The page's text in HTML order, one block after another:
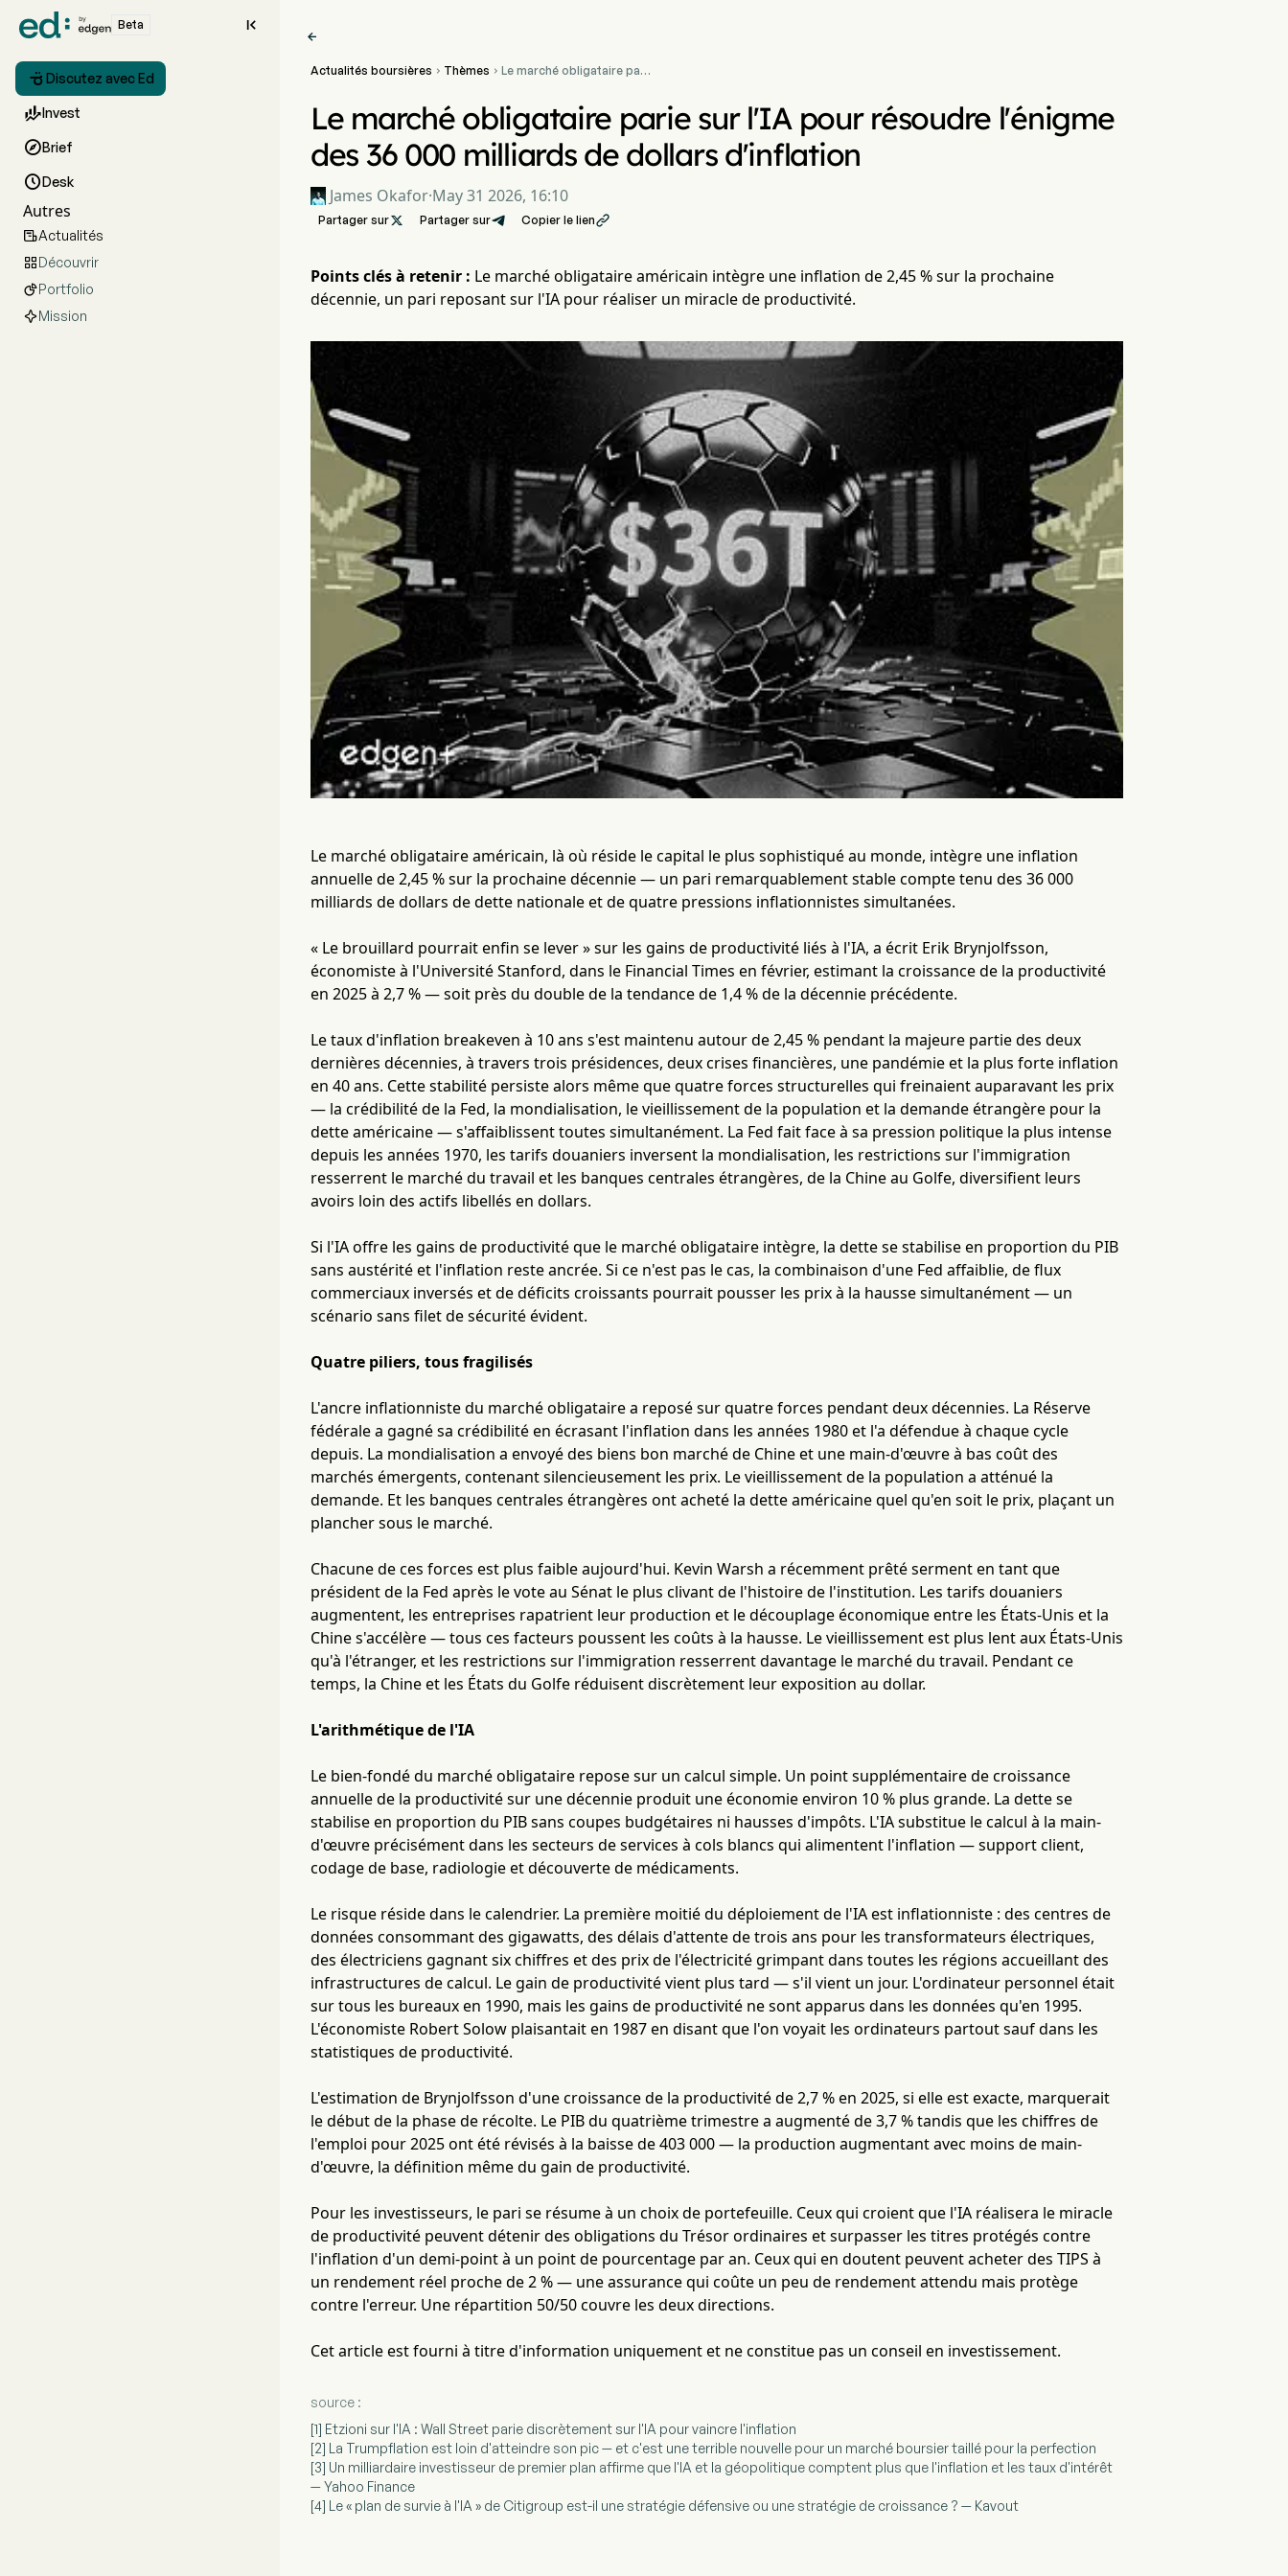
Beta 
 Discutez avec Ed
Invest
Brief
Desk
Autres
Actualités
Découvrir
Portfolio
Mission

Actualités boursières  Thèmes  Le marché obligataire parie
milliards de dollars
d'inflation
Le marché obligataire parie sur l'IA pour résoudre l'énigme
des 36 000 milliards de dollars d'inflation
James Okafor·May 31 2026, 16:10
Partager sur Partager sur Copier le lien
Points clés à retenir : Le marché obligataire américain intègre une inflation de 2,45 % sur la prochaine
décennie, un pari reposant sur l'IA pour réaliser un miracle de productivité.
Le marché obligataire américain, là où réside le capital le plus sophistiqué au monde, intègre une inflation
annuelle de 2,45 % sur la prochaine décennie — un pari remarquablement stable compte tenu des 36 000
milliards de dollars de dette nationale et de quatre pressions inflationnistes simultanées.
« Le brouillard pourrait enfin se lever » sur les gains de productivité liés à l'IA, a écrit Erik Brynjolfsson,
économiste à l'Université Stanford, dans le Financial Times en février, estimant la croissance de la productivité
en 2025 à 2,7 % — soit près du double de la tendance de 1,4 % de la décennie précédente.
Le taux d'inflation breakeven à 10 ans s'est maintenu autour de 2,45 % pendant la majeure partie des deux
dernières décennies, à travers trois présidences, deux crises financières, une pandémie et la plus forte inflation
en 40 ans. Cette stabilité persiste alors même que quatre forces structurelles qui freinaient auparavant les prix
— la crédibilité de la Fed, la mondialisation, le vieillissement de la population et la demande étrangère pour la
dette américaine — s'affaiblissent toutes simultanément. La Fed fait face à sa pression politique la plus intense
depuis les années 1970, les tarifs douaniers inversent la mondialisation, les restrictions sur l'immigration
resserrent le marché du travail et les banques centrales étrangères, de la Chine au Golfe, diversifient leurs
avoirs loin des actifs libellés en dollars.
Si l'IA offre les gains de productivité que le marché obligataire intègre, la dette se stabilise en proportion du PIB
sans austérité et l'inflation reste ancrée. Si ce n'est pas le cas, la combinaison d'une Fed affaiblie, de flux
commerciaux inversés et de déficits croissants pourrait pousser les prix à la hausse simultanément — un
scénario sans filet de sécurité évident.
Quatre piliers, tous fragilisés
L'ancre inflationniste du marché obligataire a reposé sur quatre forces pendant deux décennies. La Réserve
fédérale a gagné sa crédibilité en écrasant l'inflation dans les années 1980 et l'a défendue à chaque cycle
depuis. La mondialisation a envoyé des biens bon marché de Chine et une main-d'œuvre à bas coût des
marchés émergents, contenant silencieusement les prix. Le vieillissement de la population a atténué la
demande. Et les banques centrales étrangères ont acheté la dette américaine quel qu'en soit le prix, plaçant un
plancher sous le marché.
Chacune de ces forces est plus faible aujourd'hui. Kevin Warsh a récemment prêté serment en tant que
président de la Fed après le vote au Sénat le plus clivant de l'histoire de l'institution. Les tarifs douaniers
augmentent, les entreprises rapatrient leur production et le découplage économique entre les États-Unis et la
Chine s'accélère — tous ces facteurs poussent les coûts à la hausse. Le vieillissement est plus lent aux États-Unis
qu'à l'étranger, et les restrictions sur l'immigration resserrent davantage le marché du travail. Pendant ce
temps, la Chine et les États du Golfe réduisent discrètement leur exposition au dollar.
L'arithmétique de l'IA
Le bien-fondé du marché obligataire repose sur un calcul simple. Un point supplémentaire de croissance
annuelle de la productivité sur une décennie produit une économie environ 10 % plus grande. La dette se
stabilise en proportion du PIB sans coupes budgétaires ni hausses d'impôts. L'IA substitue le calcul à la main-
d'œuvre précisément dans les secteurs de services à cols blancs qui alimentent l'inflation — support client,
codage de base, radiologie et découverte de médicaments.
Le risque réside dans le calendrier. La première moitié du déploiement de l'IA est inflationniste : des centres de
données consommant des gigawatts, des délais d'attente de trois ans pour les transformateurs électriques,
des électriciens gagnant six chiffres et des prix de l'électricité grimpant dans toutes les régions accueillant des
infrastructures de calcul. Le gain de productivité vient plus tard — s'il vient un jour. L'ordinateur personnel était
sur tous les bureaux en 1990, mais les gains de productivité ne sont apparus dans les données qu'en 1995.
L'économiste Robert Solow plaisantait en 1987 en disant que l'on voyait les ordinateurs partout sauf dans les
statistiques de productivité.
L'estimation de Brynjolfsson d'une croissance de la productivité de 2,7 % en 2025, si elle est exacte, marquerait
le début de la phase de récolte. Le PIB du quatrième trimestre a augmenté de 3,7 % tandis que les chiffres de
l'emploi pour 2025 ont été révisés à la baisse de 403 000 — la production augmentant avec moins de main-
d'œuvre, la définition même du gain de productivité.
Pour les investisseurs, le pari se résume à un choix de portefeuille. Ceux qui croient que l'IA réalisera le miracle
de productivité peuvent détenir des obligations du Trésor ordinaires et surpasser les titres protégés contre
l'inflation d'un demi-point à un point de pourcentage par an. Ceux qui en doutent peuvent acheter des TIPS à
un rendement réel proche de 2 % — une assurance qui coûte un peu de rendement attendu mais protège
contre l'erreur. Une répartition 50/50 couvre les deux directions.
Cet article est fourni à titre d'information uniquement et ne constitue pas un conseil en investissement.
source :
[1] Etzioni sur l'IA : Wall Street parie discrètement sur l'IA pour vaincre l'inflation
[2] La Trumpflation est loin d'atteindre son pic — et c'est une terrible nouvelle pour un marché boursier taillé pour la perfection
[3] Un milliardaire investisseur de premier plan affirme que l'IA et la géopolitique comptent plus que l'inflation et les taux d'intérêt
— Yahoo Finance
[4] Le « plan de survie à l'IA » de Citigroup est-il une stratégie défensive ou une stratégie de croissance ? — Kavout